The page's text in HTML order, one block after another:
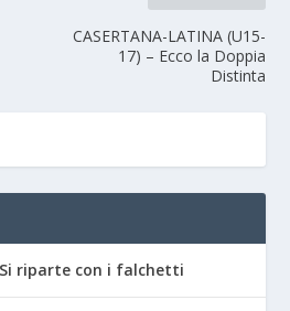
CASERTANA-LATINA (U15-
17) – Ecco la Doppia
Distinta
Si riparte con i falchetti